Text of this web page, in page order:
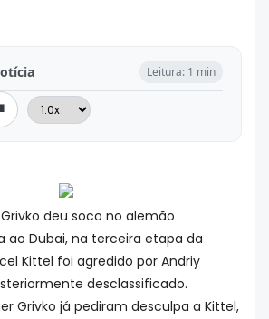
Leitura: 1 min
deu soco no alemão
ao Dubai, na terceira etapa da
Kittel foi agredido por Andriy
desclassificado.
Grivko já pediram desculpa a Kittel,